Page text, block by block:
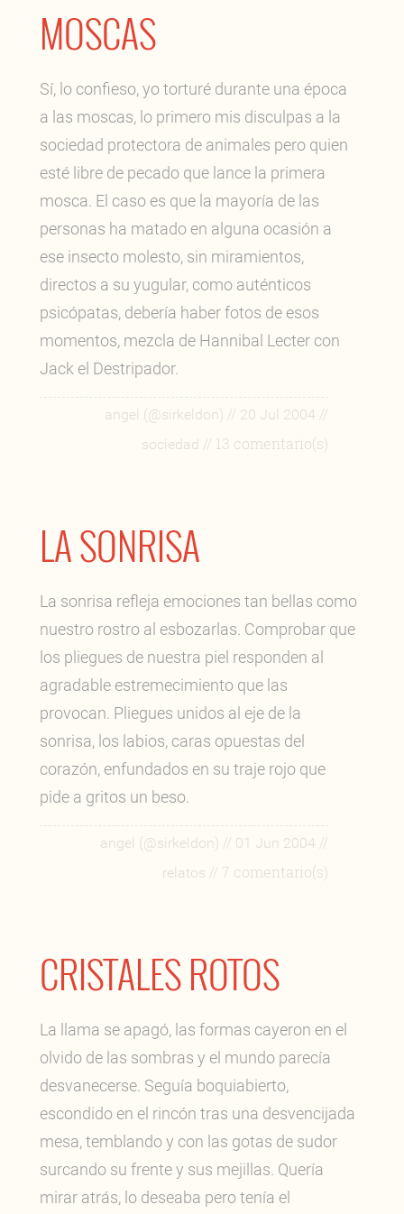
MOSCAS
Sí, lo confieso, yo torturé durante una época
a las moscas, lo primero mis disculpas a la
sociedad protectora de animales pero quien
esté libre de pecado que lance la primera
mosca. El caso es que la mayoría de las
personas ha matado en alguna ocasión a
ese insecto molesto, sin miramientos,
directos a su yugular, como auténticos
psicópatas, debería haber fotos de esos
momentos, mezcla de Hannibal Lecter con
Jack el Destripador.
angel (@sirkeldon) // 20 Jul 2004 //
sociedad // 13 comentario(s)
LA SONRISA
La sonrisa refleja emociones tan bellas como
nuestro rostro al esbozarlas. Comprobar que
los pliegues de nuestra piel responden al
agradable estremecimiento que las
provocan. Pliegues unidos al eje de la
sonrisa, los labios, caras opuestas del
corazón, enfundados en su traje rojo que
pide a gritos un beso.
angel (@sirkeldon) // 01 Jun 2004 //
relatos // 7 comentario(s)
CRISTALES ROTOS
La llama se apagó, las formas cayeron en el
olvido de las sombras y el mundo parecía
desvanecerse. Seguía boquiabierto,
escondido en el rincón tras una desvencijada
mesa, temblando y con las gotas de sudor
surcando su frente y sus mejillas. Quería
mirar atrás, lo deseaba pero tenía el